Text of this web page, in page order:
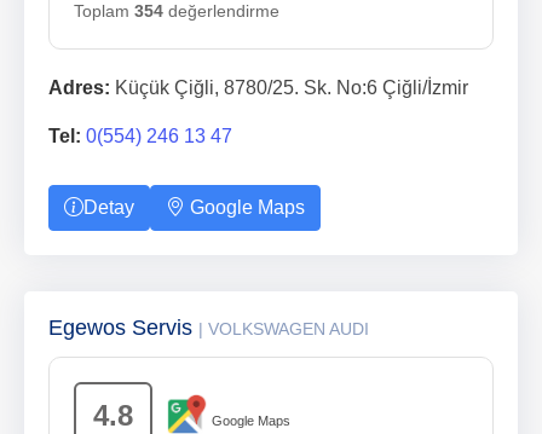
Toplam 354 değerlendirme
Adres: Küçük Çiğli, 8780/25. Sk. No:6 Çiğli/İzmir
Tel: 0(554) 246 13 47
Detay Google Maps
Egewos Servis | VOLKSWAGEN AUDI
4.8 Google Maps